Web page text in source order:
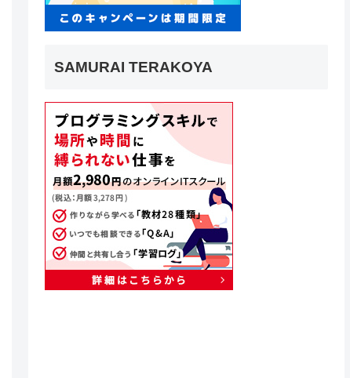
SAMURAI TERAKOYA